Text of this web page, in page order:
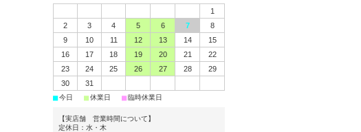
1
2
3 4 5 6 7
8
9
10 11 12 13 14
15
16
17 18 19 20 21
22
23
24 25 26 27 28
29
30
31
■今日 ■休業日 ■臨時休業日
【実店舗 営業時間について】
定休日：水・木